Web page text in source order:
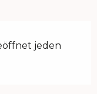
jeden